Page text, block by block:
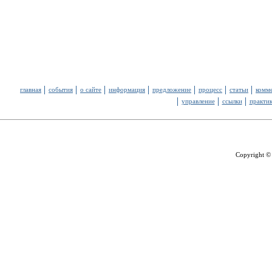
главная события о сайте информация предложение процесс статьи
управление
ссылки
Copyright ©